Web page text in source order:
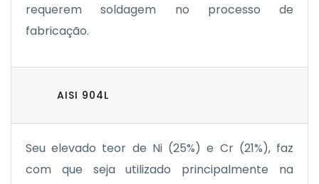
requerem soldagem no processo de
fabricação.
AISI 904L
Seu elevado teor de Ni (25%) e Cr (21%), faz
com que seja utilizado principalmente na